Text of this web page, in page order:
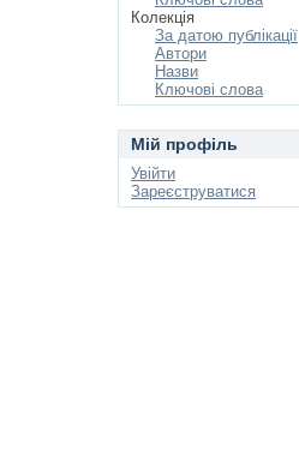
Колекція
За датою публікації
Автори
Назви
Ключові слова
Мій профіль
Увійти
Зареєструватися